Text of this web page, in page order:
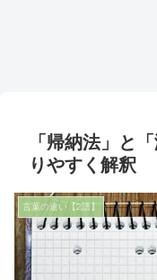
「帰納法」と
りやすく解釈
言葉の違い【2語】